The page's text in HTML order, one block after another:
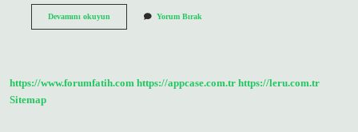
Devamını okuyunLav
Yorum Bırak
https://www.forumfatih.com https://appcase.com.tr https://leru.com.tr
Sitemap